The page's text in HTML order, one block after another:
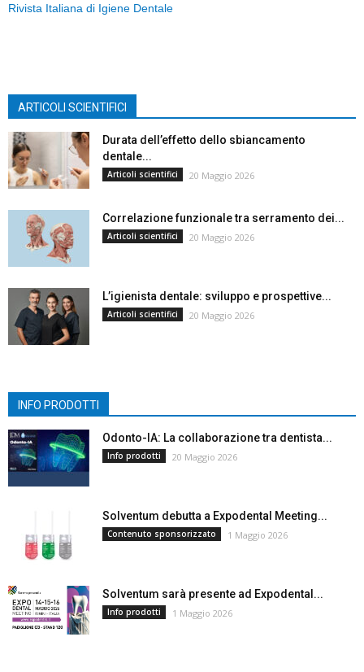
Rivista Italiana di Igiene Dentale
ARTICOLI SCIENTIFICI
Durata dell’effetto dello sbiancamento
dentale...
Articoli scientifici 20 Maggio 2026
Correlazione funzionale tra serramento dei...
Articoli scientifici 20 Maggio 2026
L’igienista dentale: sviluppo e prospettive...
Articoli scientifici 20 Maggio 2026
INFO PRODOTTI
Odonto-IA: La collaborazione tra dentista...
Info prodotti 20 Maggio 2026
Solventum debutta a Expodental Meeting...
Contenuto sponsorizzato 1 Maggio 2026
Solventum sarà presente ad Expodental...
Info prodotti 1 Maggio 2026